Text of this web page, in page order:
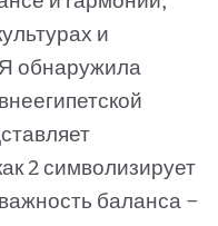
и
Я обнаружила
2 символизирует
баланса —